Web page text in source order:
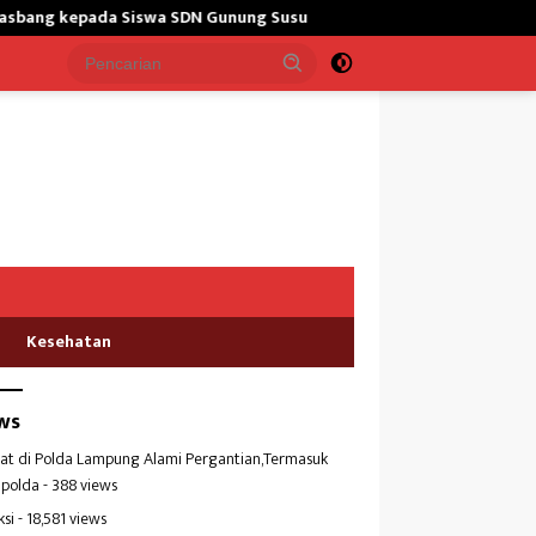
SDN Gunung Susu Bangun Masjid,Satgas Yonarmed
Kesehatan
di Polda Lampung Alami Pergantian,Termasuk
- 388 views
- 18,581 views